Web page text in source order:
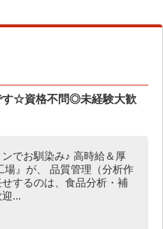
す☆資格不問◎未経験大歓
でお馴染み♪ 高時給＆厚
』が、 品質管理（分析作
するのは、食品分析・補
...